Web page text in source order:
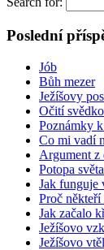
Poslední
Jób
Bůh mezer
Ježíšovy
Očití
Poznámky
Co mi vadí
Argument z
Potopa světa
Jak funguje
Proč
Jak začalo
Ježíšovo
Ježíšovo